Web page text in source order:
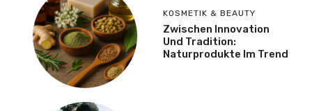
KOSMETIK & BEAUTY
Zwischen Innovation
Und Tradition:
Naturprodukte Im Trend